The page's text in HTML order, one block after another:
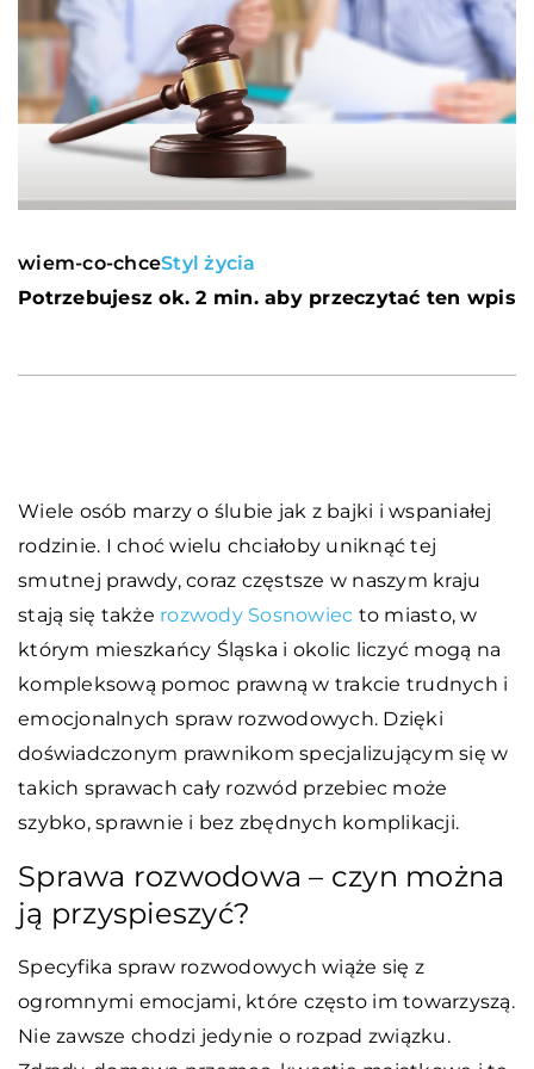
wiem-co-chceStyl życia
Potrzebujesz ok. 2 min. aby przeczytać ten wpis
Wiele osób marzy o ślubie jak z bajki i wspaniałej
rodzinie. I choć wielu chciałoby uniknąć tej
smutnej prawdy, coraz częstsze w naszym kraju
stają się także rozwody Sosnowiec to miasto, w
którym mieszkańcy Śląska i okolic liczyć mogą na
kompleksową pomoc prawną w trakcie trudnych i
emocjonalnych spraw rozwodowych. Dzięki
doświadczonym prawnikom specjalizującym się w
takich sprawach cały rozwód przebiec może
szybko, sprawnie i bez zbędnych komplikacji.
Sprawa rozwodowa – czyn można
ją przyspieszyć?
Specyfika spraw rozwodowych wiąże się z
ogromnymi emocjami, które często im towarzyszą.
Nie zawsze chodzi jedynie o rozpad związku.